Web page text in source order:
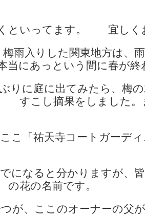
くといってます。 宜し
雨入りした関東地方は、
当にあっという間に春が
りに庭に出てみたら、梅
すこし摘果をしました。
こ「祐天寺コートガーデ
になると分かりますが
の花の名前です。
が、ここのオーナーの父